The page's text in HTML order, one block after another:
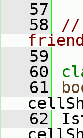
   57
   58
//
   59
   60
   61
   62